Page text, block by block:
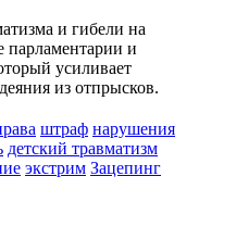
и гибели на
парламентарии и
усиливает
из отпрысков.
штраф нарушения
детский травматизм
экстрим Зацепинг